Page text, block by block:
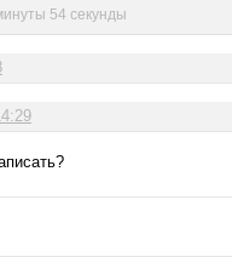
54 секунды